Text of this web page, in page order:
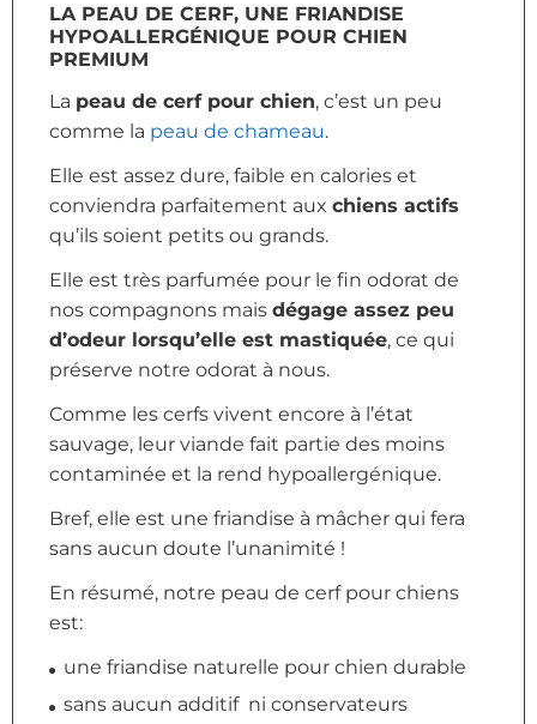
LA PEAU DE CERF, UNE FRIANDISE
HYPOALLERGÉNIQUE POUR CHIEN
PREMIUM
La peau de cerf pour chien, c’est un peu
comme la peau de chameau.
Elle est assez dure, faible en calories et
conviendra parfaitement aux chiens actifs
qu’ils soient petits ou grands.
Elle est très parfumée pour le fin odorat de
nos compagnons mais dégage assez peu
d’odeur lorsqu’elle est mastiquée, ce qui
préserve notre odorat à nous.
Comme les cerfs vivent encore à l’état
sauvage, leur viande fait partie des moins
contaminée et la rend hypoallergénique.
Bref, elle est une friandise à mâcher qui fera
sans aucun doute l’unanimité !
En résumé, notre peau de cerf pour chiens
est:
une friandise naturelle pour chien durable
sans aucun additif ni conservateurs